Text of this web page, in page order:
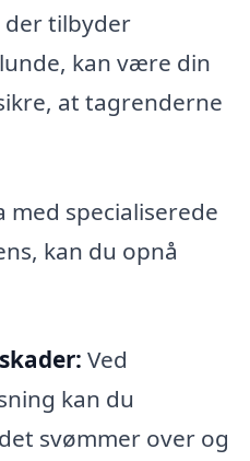
der tilbyder
kan være din
at tagrenderne
specialiserede
kan du opnå
Ved
kan du
svømmer over og